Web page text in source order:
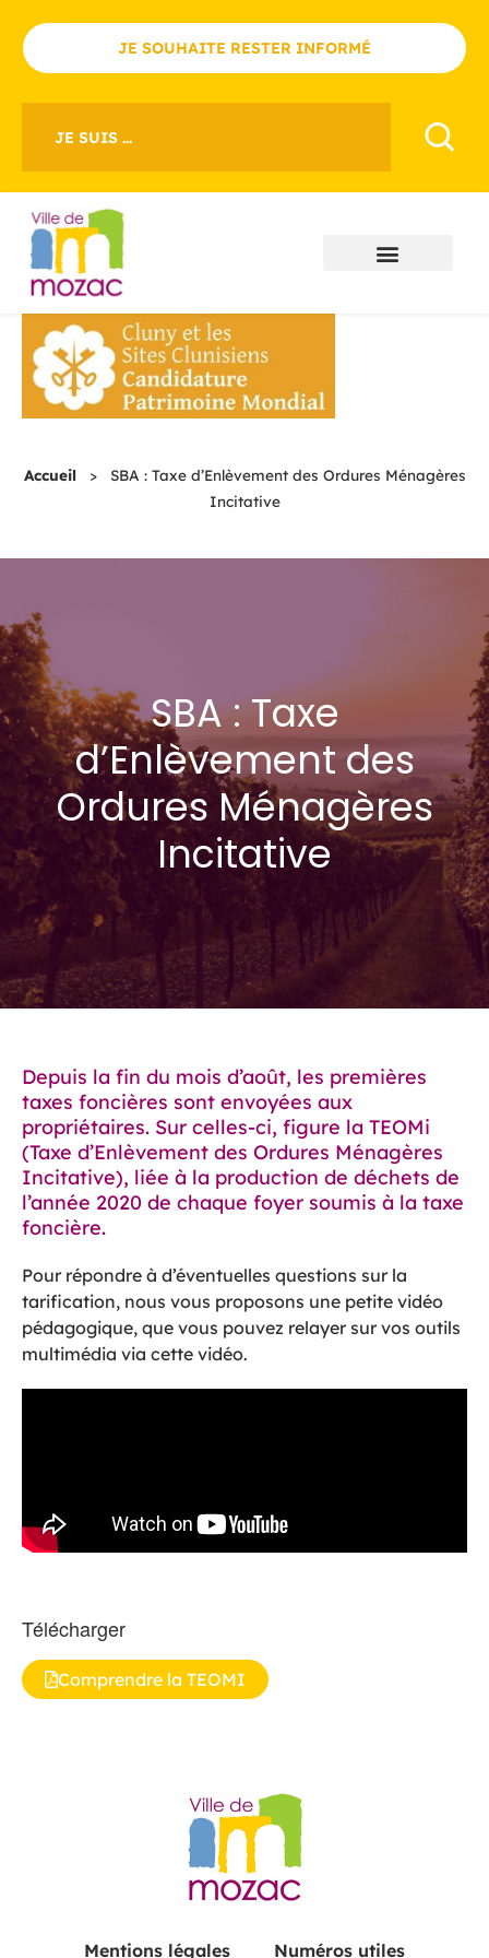
JE SOUHAITE RESTER INFORMÉ
JE SUIS ...
Accueil >
SBA : Taxe d’Enlèvement des Ordures Ménagères
Incitative
SBA : Taxe
d’Enlèvement des
Ordures Ménagères
Incitative
Depuis la fin du mois d’août, les premières
taxes foncières sont envoyées aux
propriétaires. Sur celles-ci, figure la TEOMi
(Taxe d’Enlèvement des Ordures Ménagères
Incitative), liée à la production de déchets de
l’année 2020 de chaque foyer soumis à la taxe
foncière.
Pour répondre à d’éventuelles questions sur la
tarification, nous vous proposons une petite vidéo
pédagogique, que vous pouvez relayer sur vos outils
multimédia via cette vidéo.
Télécharger
Comprendre la TEOMI
Mentions légales Numéros utiles